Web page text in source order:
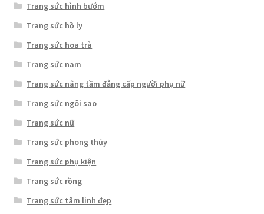
Trang sức hình bướm
Trang sức hồ ly
Trang sức hoa trà
Trang sức nam
Trang sức nâng tầm đẳng cấp người phụ nữ
Trang sức ngôi sao
Trang sức nữ
Trang sức phong thủy
Trang sức phụ kiện
Trang sức rồng
Trang sức tâm linh đẹp